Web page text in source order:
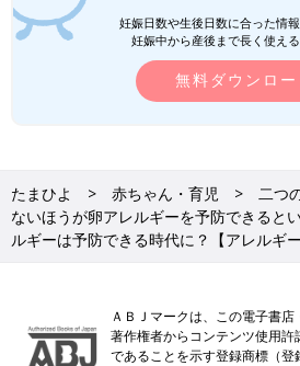
妊娠日数や生後日数に合った情
妊娠中から産後まで長く使え
無料ダウンロー
たまひよ 赤ちゃん・育児
二つ
ないほうが卵アレルギーを予防できると
ルギーは予防できる時代に？【アレルギ
ＡＢＪマークは、この電子書店
著作権者からコンテンツ使用
であることを示す登録商標（登